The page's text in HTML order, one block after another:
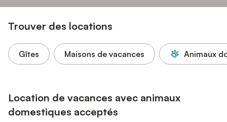
Trouver des locations
Gîtes Maisons de vacances Animaux
Location de vacances avec animaux
domestiques acceptés